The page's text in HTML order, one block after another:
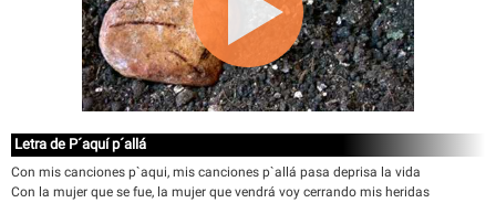
Letra de P´aquí p´allá
Con mis canciones p`aqui, mis canciones p`allá pasa deprisa la vida
Con la mujer que se fue, la mujer que vendrá voy cerrando mis heridas